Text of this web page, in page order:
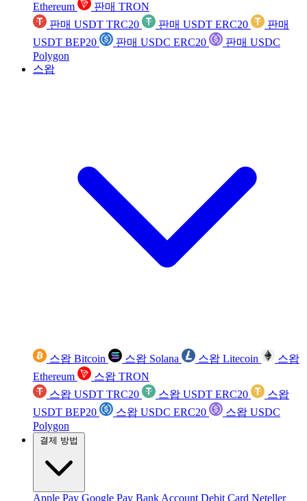
Ethereum
판매 TRON
판매 USDT TRC20
판매 USDT ERC20
판매
USDT BEP20
판매 USDC ERC20
판매 USDC
Polygon
스왑
스왑 Bitcoin 스왑 Solana 스왑 Litecoin
스왑
Ethereum
스왑 TRON
스왑 USDT TRC20
스왑 USDT ERC20
스왑
USDT BEP20
스왑 USDC ERC20
스왑 USDC
Polygon
결제 방법
Apple Pay Google Pay Bank Account Debit Card Neteller